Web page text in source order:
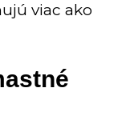
viac ako